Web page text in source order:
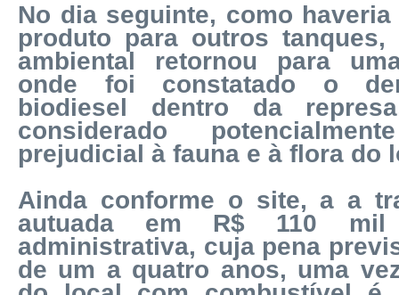
No dia seguinte, como
produto para outros
ambiental retornou para
onde foi constatado o
biodiesel dentro da
considerado
prejudicial à fauna e à flora do
Ainda conforme o site, a a
autuada em R$ 110 mil
administrativa, cuja pena
de um a quatro anos, uma